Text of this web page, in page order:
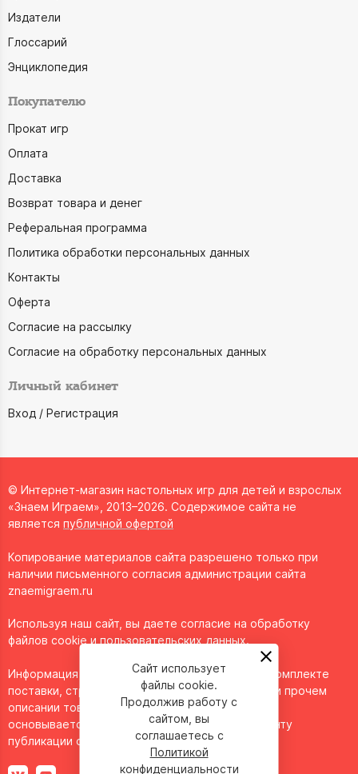
Издатели
Глоссарий
Энциклопедия
Покупателю
Прокат игр
Оплата
Доставка
Возврат товара и денег
Реферальная программа
Политика обработки персональных данных
Контакты
Оферта
Согласие на рассылку
Согласие на обработку персональных данных
Личный кабинет
Вход / Регистрация
© Интернет-магазин настольных игр для детей и взрослых
«Знаем Играем», 2013–2026. Содержимое сайта не
является публичной офертой
Копирование материалов сайта разрешено только при
наличии письменного согласия администрации сайта
znaemigraem.ru
Используя наш сайт, вы даете согласие на обработку
файлов cookie и пользовательских данных.
Информация о технических характеристиках, комплекте
поставки, стране изготовления, внешнем виде и прочем
описании товара носит справочный характер и
основывается на последних доступных к моменту
публикации сведениях.
Сайт использует
файлы cookie.
Продолжив работу с
сайтом, вы
соглашаетесь с
Политикой
конфиденциальности